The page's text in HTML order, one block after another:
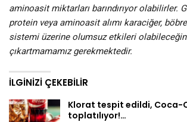
aminoasit miktarları barındırıyor olabilirler.
protein veya aminoasit alımı karaciğer,
sistemi üzerine olumsuz etkileri olabileceğini
çıkartmamamız gerekmektedir.
İLGINIZI ÇEKEBILIR
Klorat tespit edildi, Coca-
toplatılıyor!…